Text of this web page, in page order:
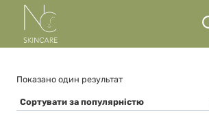
Перейти
вмісту
Показано один результат